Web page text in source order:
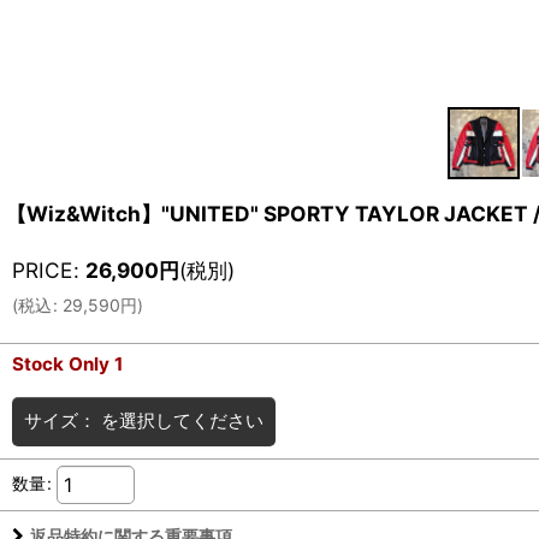
【Wiz&Witch】"UNITED" SPORTY TAYLOR JACKET
PRICE: 26,900円(税別)
(税込: 29,590円)
Stock Only 1
サイズ： を選択してください
数量: